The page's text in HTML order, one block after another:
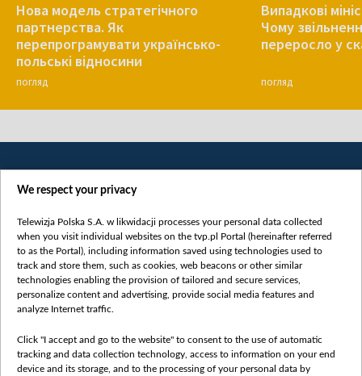
Нова модель стратегічного
партнерства. Як
перепрограмувати українсько-
польські відносини
ПОГЛЯД
Випадкові
Чому
переросло у
ПОГЛЯД
Категорії
Новини
Докладно
Погляд
We respect your privacy
Telewizja Polska S.A. w likwidacji processes your personal data collected
when you visit individual websites on the tvp.pl Portal (hereinafter referred
to as the Portal), including information saved using technologies used to
track and store them, such as cookies, web beacons or other similar
technologies enabling the provision of tailored and secure services,
personalize content and advertising, provide social media features and
analyze Internet traffic.
Click "I accept and go to the website" to consent to the use of automatic
tracking and data collection technology, access to information on your end
device and its storage, and to the processing of your personal data by